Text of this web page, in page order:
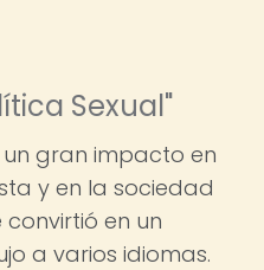
Sexual"
un gran impacto en
y en la sociedad
convirtió en un
a varios idiomas.